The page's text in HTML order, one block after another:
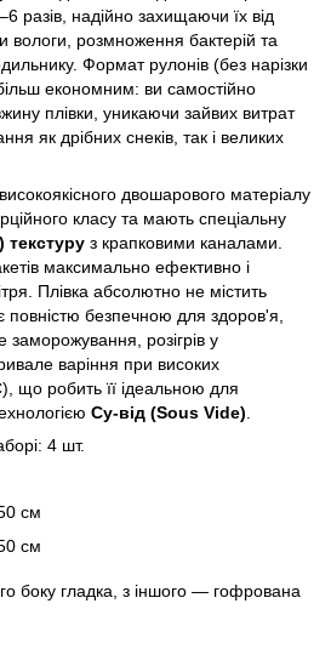
разів, надійно захищаючи їх від
вологи, розмноження бактерій та
Формат рулонів (без нарізки
економним: ви самостійно
плівки, уникаючи зайвих витрат
як дрібних снеків, так і великих
двошарового матеріалу
класу та мають спеціальну
з крапковими каналами.
максимально ефективно і
Плівка абсолютно не містить
повністю безпечною для здоров'я,
заморожування, розігрів у
варіння при високих
що робить її ідеальною для
Су-від (Sous Vide)
4 шт.
см
см
боку гладка, з іншого — гофрована